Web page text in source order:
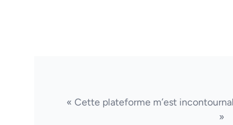
« Cette plateforme m’est
»